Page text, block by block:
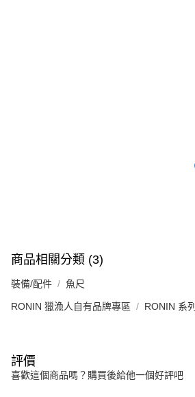
商品相關分類 (3)
裝備/配件 魚尺
RONIN 獵漁人自有品牌專區 RONIN 系列
評價
喜歡這個商品嗎？購買後給他一個好評吧